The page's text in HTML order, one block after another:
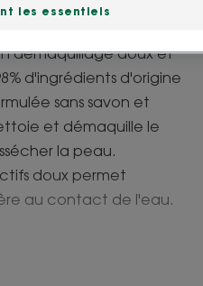
démaquillage doux et
d'ingrédients d'origine
sans savon et
et démaquille le
la peau.
doux permet
au contact de l'eau.
les essentiels